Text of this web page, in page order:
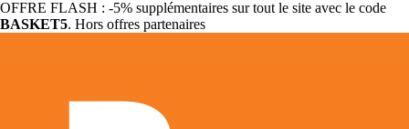
OFFRE FLASH : -5% supplémentaires sur tout le site avec le code
BASKET5. Hors offres partenaires